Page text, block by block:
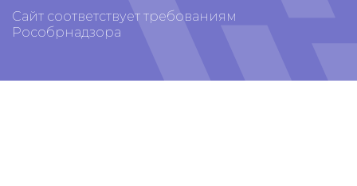
Сайт соответствует требованиям
Рособрнадзора